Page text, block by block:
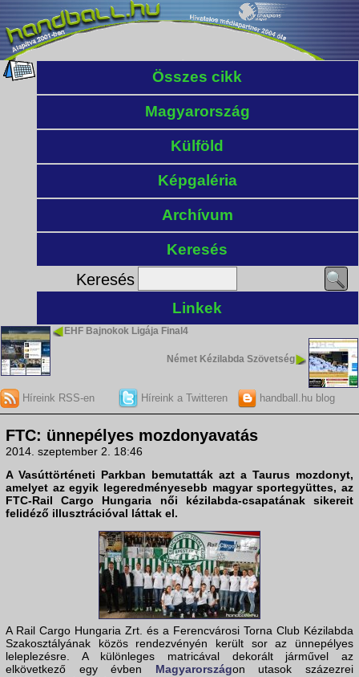
Összes cikk
Magyarország
Külföld
Képgaléria
Archívum
Keresés
Keresés
Linkek
EHF Bajnokok Ligája Final4
Német Kézilabda Szövetség
Híreink RSS-en Híreink a Twitteren handball.hu blog
FTC: ünnepélyes mozdonyavatás
2014. szeptember 2. 18:46
A Vasúttörténeti Parkban bemutatták azt a Taurus mozdonyt,
amelyet az egyik legeredményesebb magyar sportegyüttes, az
FTC-Rail Cargo Hungaria női kézilabda-csapatának sikereit
felidéző illusztrációval láttak el.
A Rail Cargo Hungaria Zrt. és a Ferencvárosi Torna Club Kézilabda
Szakosztályának közös rendezvényén került sor az ünnepélyes
leleplezésre. A különleges matricával dekorált járművel az
elkövetkező egy évben Magyarországon utasok százezrei